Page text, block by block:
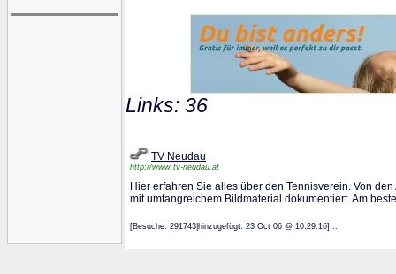
Links: 36
TV Neudau
http://www.tv-neudau.at
Hier erfahren Sie alles über den Tennisverein. Von
mit umfangreichem Bildmaterial dokumentiert. Am
[Besuche: 291743|hinzugefügt: 23 Oct 06 @ 10:29:16] ...